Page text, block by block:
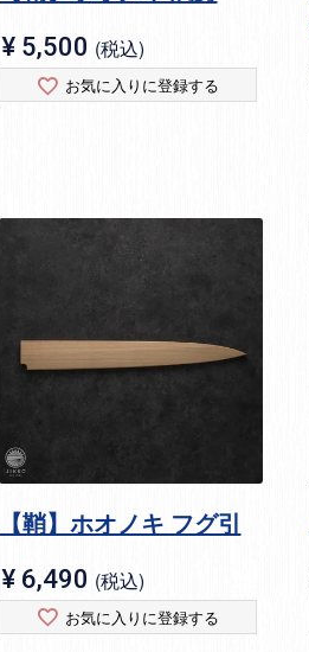
¥ 5,500 税込
お気に入りに登録する
【鞘】ホオノキ フグ引
¥ 6,490 税込
お気に入りに登録する